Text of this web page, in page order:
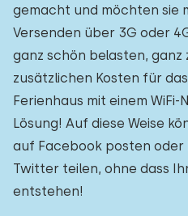
gemacht und möchten sie
Versenden über 3G oder
ganz schön belasten, ganz
zusätzlichen Kosten für
Ferienhaus mit einem
Lösung! Auf diese Weise
auf Facebook posten oder
Twitter teilen, ohne dass
entstehen!